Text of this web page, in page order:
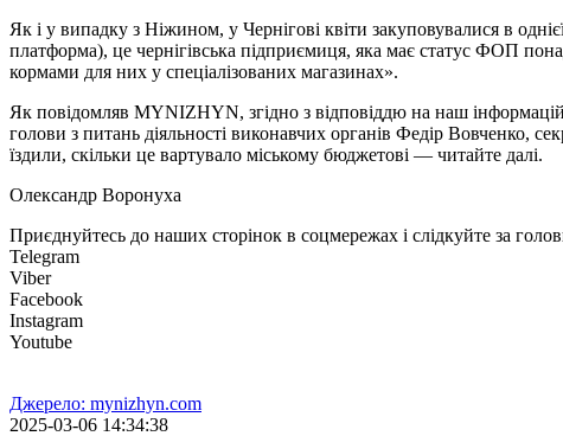
Як і у випадку з Ніжином, у Чернігові квіти закуповувалися в
платформа), це чернігівська підприємиця, яка має статус ФОП
кормами для них у спеціалізованих магазинах».
Як повідомляв MYNIZHYN, згідно з відповіддю на наш
голови з питань діяльності виконавчих органів Федір Вовченко,
їздили, скільки це вартувало міському бюджетові — читайте далі.
Олександр Воронуха
Приєднуйтесь до наших сторінок в соцмережах і слідкуйте за
Telegram
Viber
Facebook
Instagram
Youtube
Джерело: mynizhyn.com
2025-03-06 14:34:38